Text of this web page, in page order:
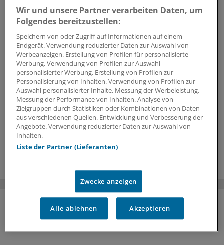
06.08.2026
WIdO-Qualitätsmonitor 2026
Tumoroperationen: Mindestmengen
beschleunigen die Zentralisierung der
Krebsversorgung
Der WIdO-Qualitätsmonitor 2026 weist für mehrere
komplexe Tumoroperationen steigende Fallzahlen je
Krankenhaus aus. Damit konzentriert sich die
Versorgung auf weniger Kliniken.
Kooperation In Kooperation mit:
06.08.2026
Wir und unsere Partner verarbeiten Daten, um
Folgendes bereitzustellen:
Speichern von oder Zugriff auf Informationen auf einem
Endgerät. Verwendung reduzierter Daten zur Auswahl von
Werbeanzeigen. Erstellung von Profilen für personalisierte
Werbung. Verwendung von Profilen zur Auswahl
personalisierter Werbung. Erstellung von Profilen zur
Personalisierung von Inhalten. Verwendung von Profilen zur
Auswahl personalisierter Inhalte. Messung der Werbeleistung.
Messung der Performance von Inhalten. Analyse von
Zielgruppen durch Statistiken oder Kombinationen von Daten
aus verschiedenen Quellen. Entwicklung und Verbesserung der
Angebote. Verwendung reduzierter Daten zur Auswahl von
Inhalten.
Liste der Partner (Lieferanten)
Zwecke anzeigen
Alle ablehnen Akzeptieren